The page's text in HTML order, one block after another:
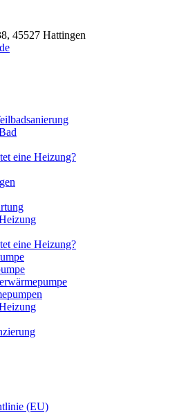
45527 Hattingen
eine Heizung?
eine Heizung?
(EU)